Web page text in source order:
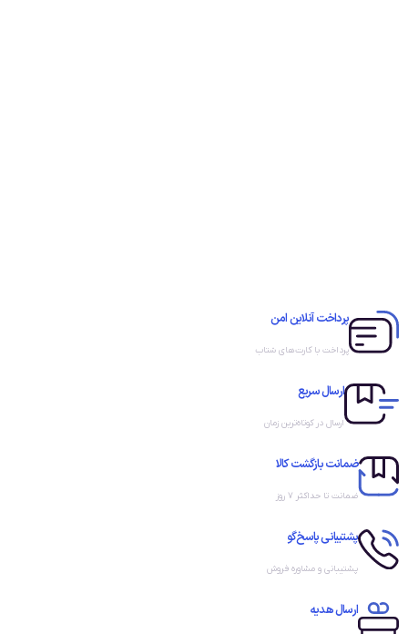
پرداخت آنلاین امن
پرداخت با کارت‌های شتاب
ارسال سریع
ارسال در کوتاه‌ترین زمان
ضمانت بازگشت کالا
ضمانت تا حداکثر ۷ روز
پشتیبانی پاسخ‌گو
پشتیبانی و مشاوره فروش
ارسال هدیه